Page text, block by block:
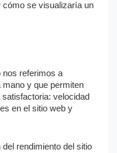
cómo se visualizaría un
nos referimos a
y que permiten
velocidad
en el sitio web y
rendimiento del sitio